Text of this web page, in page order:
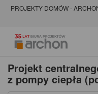
PROJEKTY DOMÓW -
Projekt
z pompy ciepła